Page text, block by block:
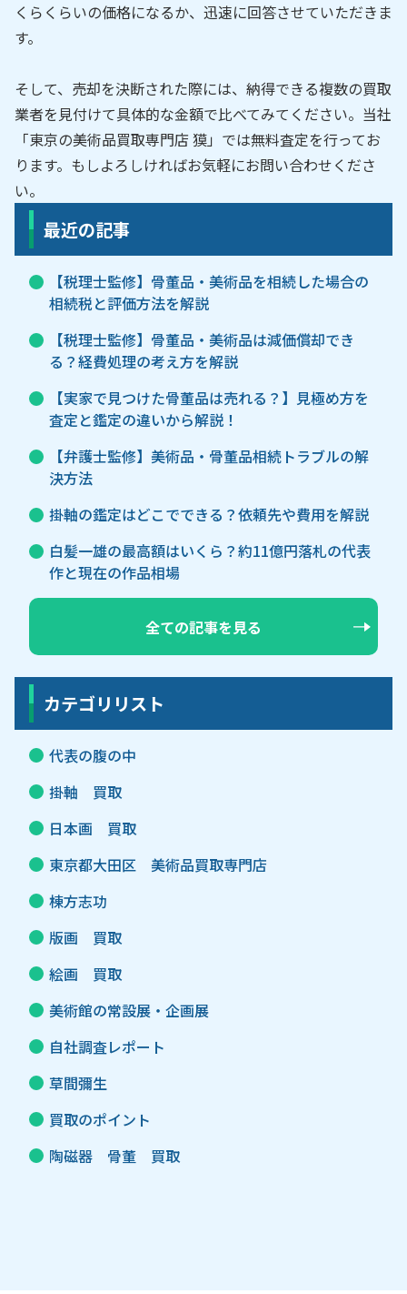
最近の記事
【税理士監修】骨董品・美術品を相続した場合の
相続税と評価方法を解説
【税理士監修】骨董品・美術品は減価償却でき
る？経費処理の考え方を解説
【実家で見つけた骨董品は売れる？】見極め方を
査定と鑑定の違いから解説！
【弁護士監修】美術品・骨董品相続トラブルの解
決方法
掛軸の鑑定はどこでできる？依頼先や費用を解説
白髪一雄の最高額はいくら？約11億円落札の代表
作と現在の作品相場
全ての記事を見る
カテゴリリスト
代表の腹の中
掛軸 買取
日本画 買取
東京都大田区 美術品買取専門店
棟方志功
版画 買取
絵画 買取
美術館の常設展・企画展
自社調査レポート
草間彌生
買取のポイント
陶磁器 骨董 買取
くらくらいの価格になるか、迅速に回答させていただきま
す。
そして、売却を決断された際には、納得できる複数の買取
業者を見付けて具体的な金額で比べてみてください。当社
「東京の美術品買取専門店 獏」では無料査定を行ってお
ります。もしよろしければお気軽にお問い合わせくださ
い。